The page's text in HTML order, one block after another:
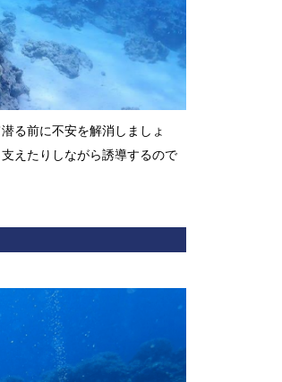
る前に不安を解消しましょ
えたりしながら誘導するので